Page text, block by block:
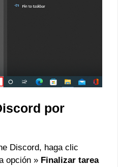
por
Discord, haga clic
opción » Finalizar tarea